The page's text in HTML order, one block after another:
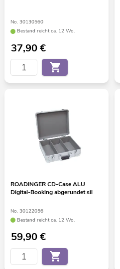
No. 30130560
Bestand reicht ca. 12 Wo.
37,90€
ROADINGER CD-Case ALU
Digital-Booking abgerundet sil
No. 30122056
Bestand reicht ca. 12 Wo.
59,90€